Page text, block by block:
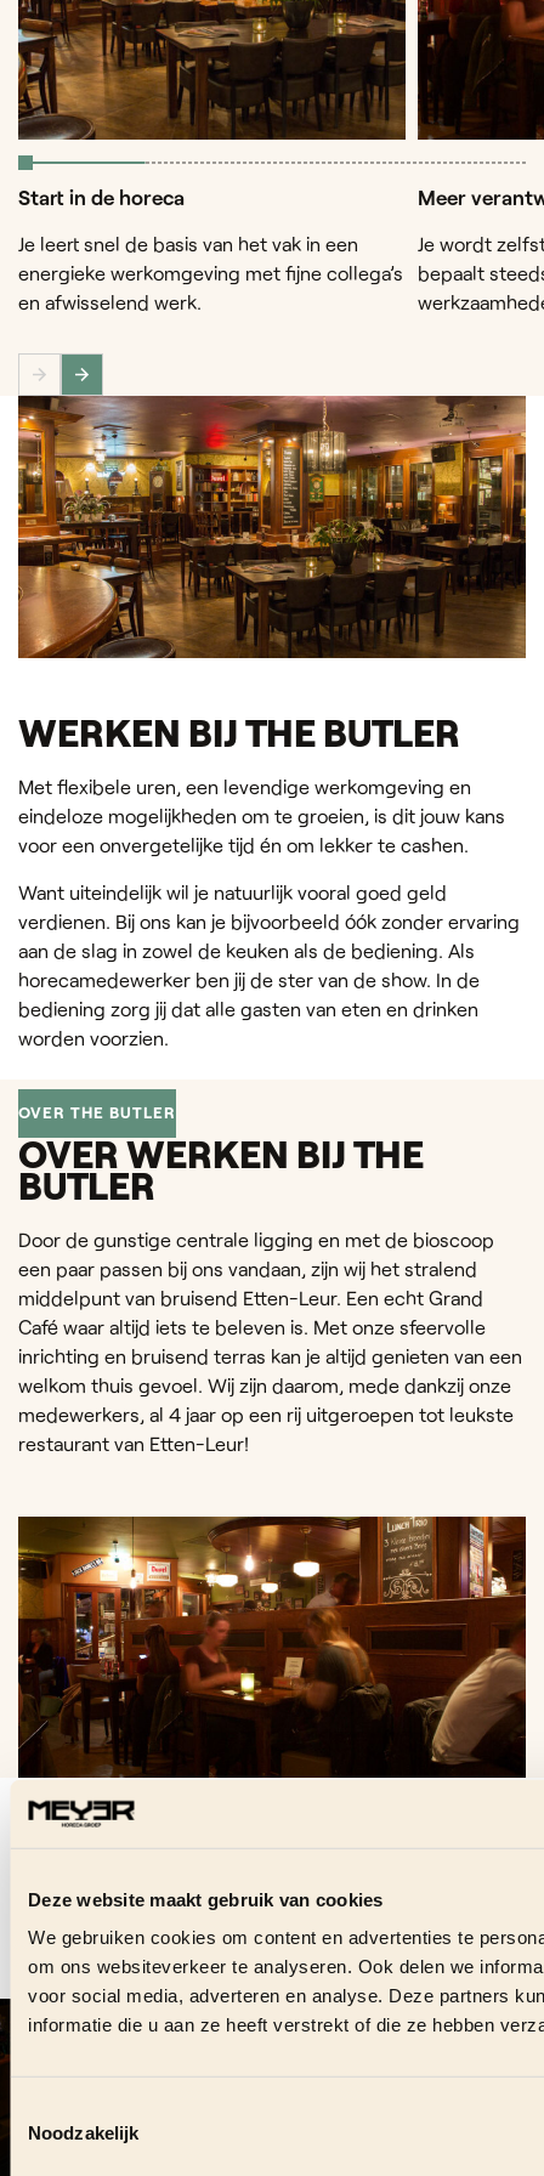
Deze website maakt gebruik van cookies
We gebruiken cookies om content en advertenties te
om ons websiteverkeer te analyseren. Ook delen we
voor social media, adverteren en analyse. Deze partners
informatie die u aan ze heeft verstrekt of die ze hebben
Noodzakelijk
Start in de horeca
Je leert snel de basis van het vak in een
energieke werkomgeving met fijne collega’s
en afwisselend werk.
Meer
Je wordt
bepaalt
WERKEN BIJ THE BUTLER
Met flexibele uren, een levendige werkomgeving en
eindeloze mogelijkheden om te groeien, is dit jouw kans
voor een onvergetelijke tijd én om lekker te cashen.
Want uiteindelijk wil je natuurlijk vooral goed geld
verdienen. Bij ons kan je bijvoorbeeld óók zonder ervaring
aan de slag in zowel de keuken als de bediening. Als
horecamedewerker ben jij de ster van de show. In de
bediening zorg jij dat alle gasten van eten en drinken
worden voorzien.
OVER THE BUTLER
OVER WERKEN BIJ THE
BUTLER
Door de gunstige centrale ligging en met de bioscoop
een paar passen bij ons vandaan, zijn wij het stralend
middelpunt van bruisend Etten-Leur. Een echt Grand
Café waar altijd iets te beleven is. Met onze sfeervolle
inrichting en bruisend terras kan je altijd genieten van een
welkom thuis gevoel. Wij zijn daarom, mede dankzij onze
medewerkers, al 4 jaar op een rij uitgeroepen tot leukste
restaurant van Etten-Leur!
VRAGEN OVER DEZE
VACATURE?
Stuur ons direct een bericht en we helpen je graag.
CONTACT OPNEMEN